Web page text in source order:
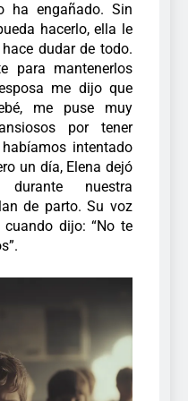
ha engañado. Sin
hacerlo, ella le
dudar de todo.
para mantenerlos
me dijo que
me puse muy
por tener
intentado
un día, Elena dejó
nuestra
de parto.Su voz
dijo: “No te